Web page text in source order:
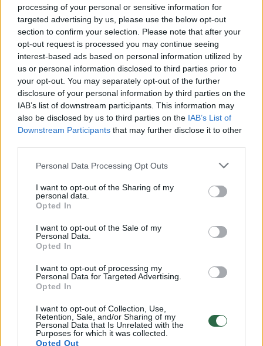
processing of your personal or sensitive information for
targeted advertising by us, please use the below opt-out
section to confirm your selection. Please note that after your
opt-out request is processed you may continue seeing
interest-based ads based on personal information utilized by
us or personal information disclosed to third parties prior to
your opt-out. You may separately opt-out of the further
disclosure of your personal information by third parties on the
IAB’s list of downstream participants. This information may
also be disclosed by us to third parties on the IAB’s List of
Downstream Participants that may further disclose it to other
Personal Data Processing Opt Outs
I want to opt-out of the Sharing of my
personal data.
Opted In
I want to opt-out of the Sale of my
Personal Data.
Opted In
I want to opt-out of processing my
Personal Data for Targeted Advertising.
Opted In
I want to opt-out of Collection, Use,
Retention, Sale, and/or Sharing of my
Personal Data that Is Unrelated with the
Purposes for which it was collected.
Opted Out
Dirbtinis intelektas karyboje: ar mašina
galės savarankiškai priimti sprendimą
naikinti priešą?
Naujas karo frontas
Iranas ir Jungtinės Valstijos užpuolė
įlankos regione – jau įskaičiuojant ir antrąjį
Irano raketų išpuolį prieš „Amazon“ duomenų